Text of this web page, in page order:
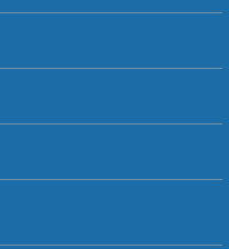
ックス講習